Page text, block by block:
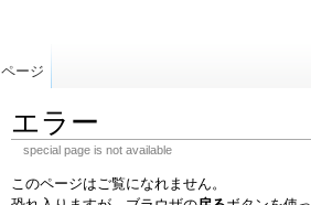
エラー
special page is not available
このページはご覧になれません。
ページ